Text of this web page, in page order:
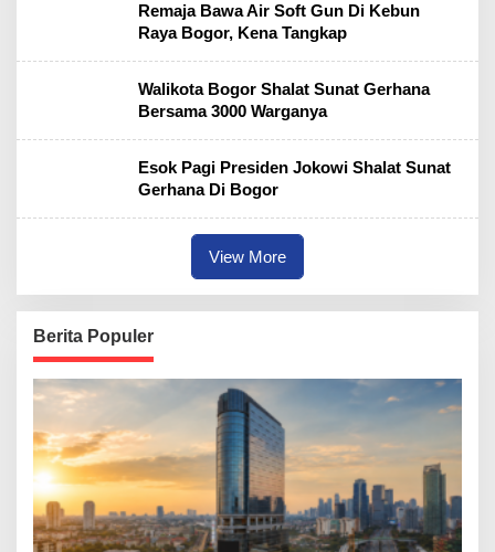
Remaja Bawa Air Soft Gun Di Kebun
Raya Bogor, Kena Tangkap
Walikota Bogor Shalat Sunat Gerhana
Bersama 3000 Warganya
Esok Pagi Presiden Jokowi Shalat Sunat
Gerhana Di Bogor
View More
Berita Populer